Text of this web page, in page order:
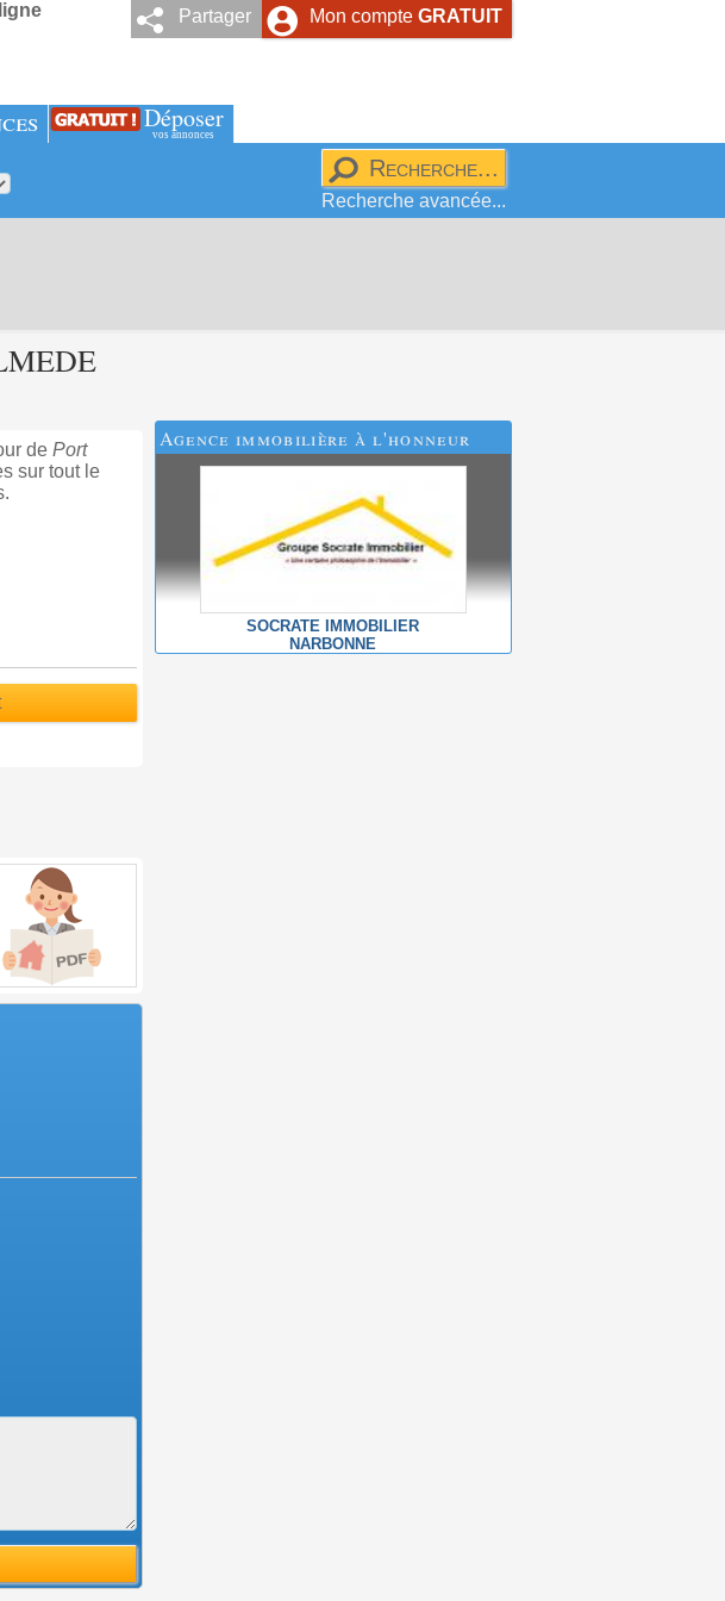
Mon compte GRATUIT
Partager
Déposer
vos annonces
Recherche avancée...
de Port
sur tout le
Agence immobilière à l'honneur
SOCRATE IMMOBILIER
NARBONNE